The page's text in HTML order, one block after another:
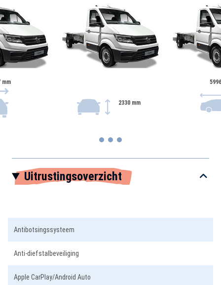
mm
2330 mm
Uitrustingsoverzicht
Antibotsingssysteem
Anti-diefstalbeveiliging
Apple CarPlay/Android Auto